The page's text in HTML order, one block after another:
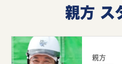
親方 ス
親方